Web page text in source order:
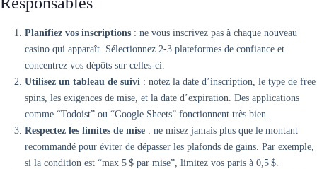
Planifiez vos inscriptions : ne vous inscrivez pas à chaque nouveau
casino qui apparaît. Sélectionnez 2‑3 plateformes de confiance et
concentrez vos dépôts sur celles-ci.
Utilisez un tableau de suivi : notez la date d’inscription, le type de free
spins, les exigences de mise, et la date d’expiration. Des applications
comme “Todoist” ou “Google Sheets” fonctionnent très bien.
Respectez les limites de mise : ne misez jamais plus que le montant
recommandé pour éviter de dépasser les plafonds de gains. Par exemple,
si la condition est “max 5 $ par mise”, limitez vos paris à 0,5 $.